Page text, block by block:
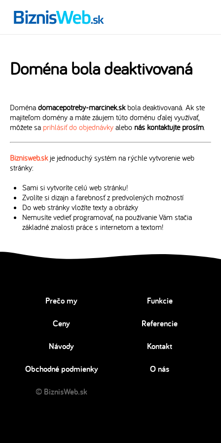
Doména bola deaktivovaná
Doména domacepotreby-marcinek.skbola deaktivovaná. Ak ste
majiteľom domény a máte záujem túto doménu ďalej využívať,
môžete sa prihlásiť do objednávky alebo nás kontaktujte prosím.
Biznisweb.skje jednoduchý systém na rýchle vytvorenie web
stránky:
Sami si vytvoríte celú web stránku!
Zvolíte si dizajn a farebnosť z predvolených možností
Do web stránky vložíte texty a obrázky
Nemusíte vedieť programovať, na používanie Vám stačia
základné znalosti práce s internetom a textom!
Prečo my Funkcie
Ceny Referencie
Návody Kontakt
Obchodné podmienky O nás
© BiznisWeb.sk